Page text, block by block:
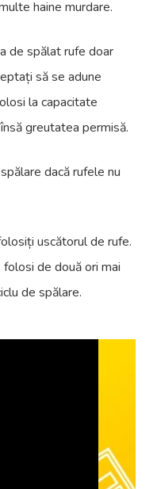
haine murdare.
de spălat rufe doar
să se adune
la capacitate
greutatea permisă.
dacă rufele nu
uscătorul de rufe.
de două ori mai
de spălare.